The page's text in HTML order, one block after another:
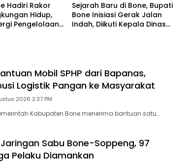
Hadiri Rakor
Hidup,
Pengelolaan
Sejarah Baru di Bone, Bupati
Bone Inisiasi Gerak Jalan
Indah, Diikuti Kepala Dinas
Mobil SPHP dari Bapanas,
Logistik Pangan ke Masyarakat
2026 2:37 PM
Kabupaten Bone menerima bantuan satu…
Sabu Bone-Soppeng, 97
Pelaku Diamankan